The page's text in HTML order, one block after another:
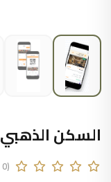
السكن الذهبي
(0 تقييم)